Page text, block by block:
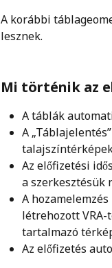
A korábbi
lesznek.
Mi történik az
A táblák
A
Az előfizetési
a szerkesztésük
A
létrehozott
tartalmazó
Az előfizetés